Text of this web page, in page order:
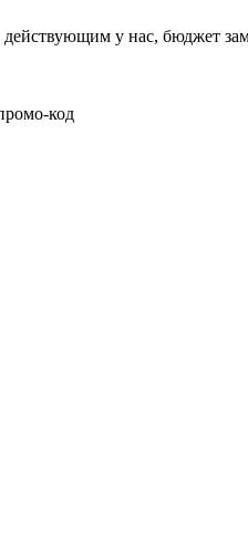
у нас, бюджет
код